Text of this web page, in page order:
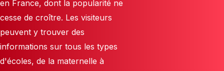
en France, dont la popularité ne
cesse de croître. Les visiteurs
peuvent y trouver des
informations sur tous les types
d'écoles, de la maternelle à